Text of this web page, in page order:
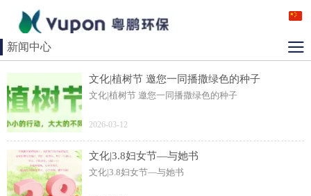
新闻中心
文化|植树节 邀您一同播撒绿色的种子
文化|植树节 邀您一同播撒绿色的种子
2026-03-12
文化|3.8妇女节—与她书
文化|3.8妇女节—与她书